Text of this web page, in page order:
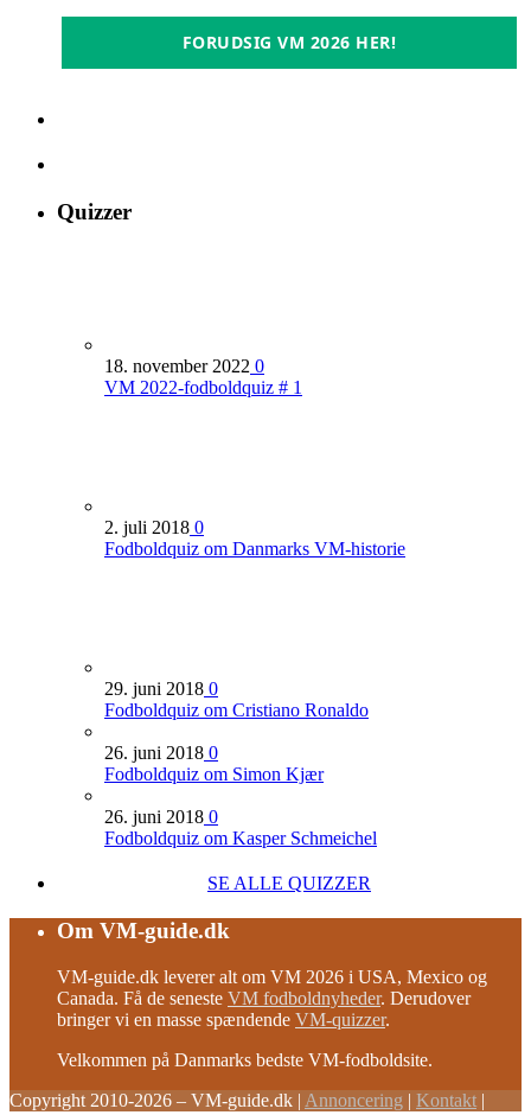
FORUDSIG VM 2026 HER!
Quizzer
18. november 2022 0
VM 2022-fodboldquiz # 1
2. juli 2018 0
Fodboldquiz om Danmarks VM-historie
29. juni 2018 0
Fodboldquiz om Cristiano Ronaldo
26. juni 2018 0
Fodboldquiz om Simon Kjær
26. juni 2018 0
Fodboldquiz om Kasper Schmeichel
SE ALLE QUIZZER
Om VM-guide.dk
VM-guide.dk leverer alt om VM 2026 i USA, Mexico og
Canada. Få de seneste VM fodboldnyheder. Derudover
bringer vi en masse spændende VM-quizzer.
Velkommen på Danmarks bedste VM-fodboldsite.
Copyright 2010-2026 – VM-guide.dk | Annoncering | Kontakt |